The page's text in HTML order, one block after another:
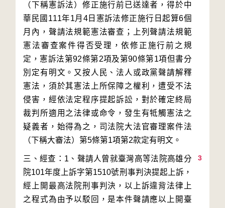
（下稱憲訴法）修正施行前已送達者，得於中
華民國111年1月4日憲訴法修正施行日起算6個
月內，聲請法規範憲法審查；上列聲請法規範
憲法審查案件得否受理，依修正施行前之規
定，憲訴法第92條第2項及第90條第1項但書分
別定有明文。又按人民、法人或政黨聲請解釋
憲法，須於其憲法上所保障之權利，遭受不法
侵害，經依法定程序提起訴訟，對於確定終局
裁判所適用之法律或命令，發生有牴觸憲法之
疑義者，始得為之，司法院大法官審理案件法
3
三、經查：1、聲請人曾就臺灣高等法院高雄分
院101年度上訴字第1510號刑事判決提起上訴，
經上開最高法院刑事判決，以上訴違背法律上
之程式為由予以駁回，是本件聲請應以上開臺